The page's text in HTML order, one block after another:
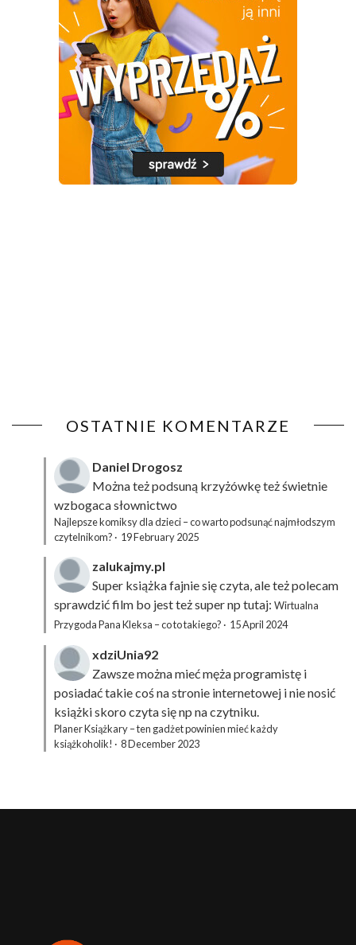
OSTATNIE KOMENTARZE
Daniel Drogosz
Można też podsuną krzyżówkęteż świetnie
wzbogaca słownictwo
Najlepsze komiksy dla dzieci – co warto podsunąć najmłodszym
czytelnikom? · 19 February 2025
zalukajmy.pl
Super książka fajnie się czyta, ale też polecam
sprawdzić film bo jest też super np tutaj: Wirtualna
Przygoda Pana Kleksa – co to takiego? · 15 April 2024
xdziUnia92
Zawsze można mieć męża programistę i
posiadać takie coś na stronie internetowej i nie nosić
książki skoro czyta się np na czytniku.
Planer Książkary – ten gadżet powinien mieć każdy
książkoholik! · 8 December 2023